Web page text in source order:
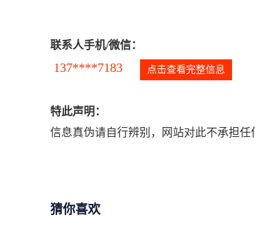
联系人手机/微信：
137****7183 点击查看完整信息
特此声明：
信息真伪请自行辨别，网站对此不承担
猜你喜欢